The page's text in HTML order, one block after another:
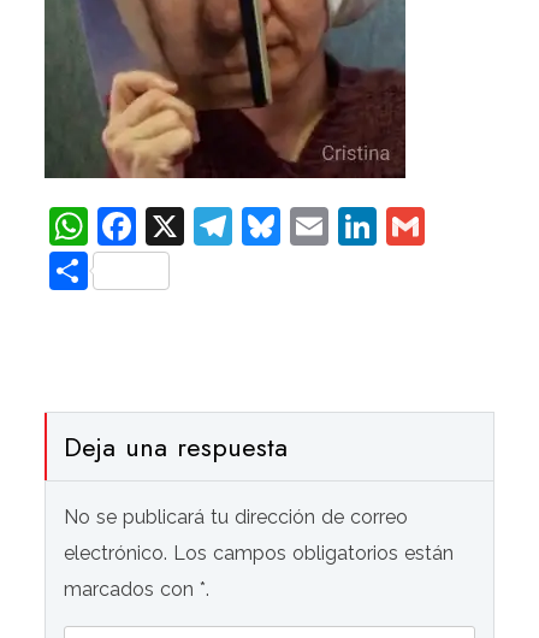
WhatsApp
Facebook
X Telegram
Bluesky
EmailLinkedIn
Compartir
Deja una respuesta
No se publicará tu dirección de correo
electrónico. Los campos obligatorios están
marcados con *.